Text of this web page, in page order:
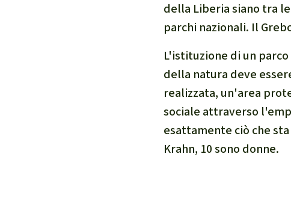
della Liberia siano tra
parchi nazionali. Il
L'istituzione di un
della natura deve
realizzata, un'area
sociale attraverso
esattamente ciò che
Krahn, 10 sono donne.